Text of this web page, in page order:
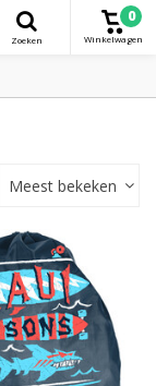
Zoeken
0
Winkelwagen
Meest bekeken